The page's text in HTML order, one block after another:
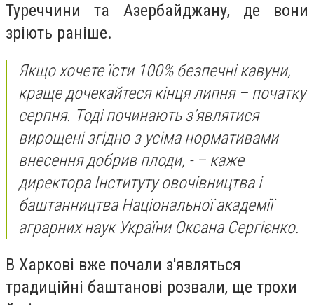
Туреччини та Азербайджану, де вони
зріють раніше.
Якщо хочете їсти 100% безпечні кавуни,
краще дочекайтеся кінця липня – початку
серпня. Тоді починають з’являтися
вирощені згідно з усіма нормативами
внесення добрив плоди, - – каже
директора Інституту овочівництва і
баштанництва Національної академії
аграрних наук України Оксана Сергієнко.
В Харкові вже почали з'являться
традиційні баштанові розвали, ще трохи